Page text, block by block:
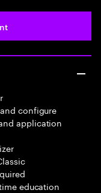
configure
application
education